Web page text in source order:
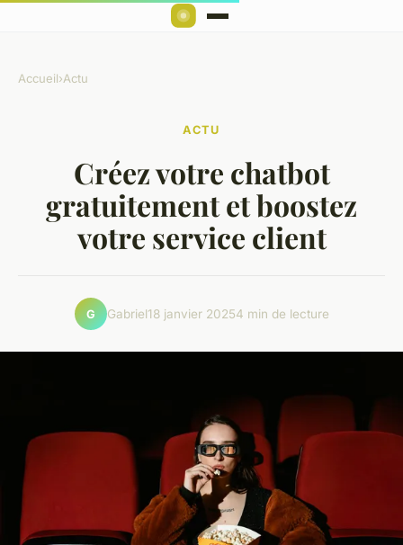
Accueil›Actu
ACTU
Créez votre chatbot
gratuitement et boostez
votre service client
G Gabriel18 janvier 20254 min de lecture